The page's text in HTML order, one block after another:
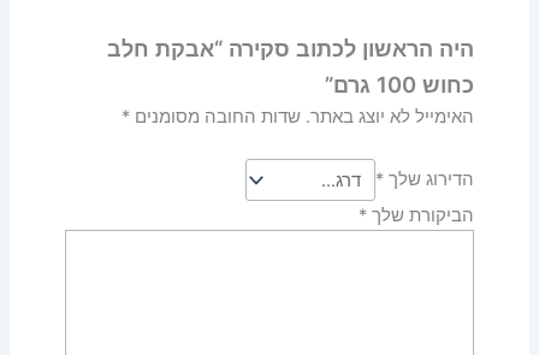
היה הראשון לכתוב סקירה “אבקת חלב
כחוש 100 גרם”
האימייל לא יוצג באתר. שדות החובה מסומנים *
הדירוג שלך *
הביקורת שלך *